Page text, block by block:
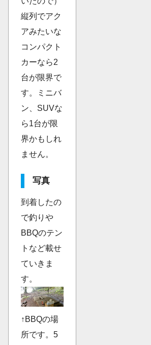
縦列でアク
アみたいな
コンパクト
カーなら2
台が限界で
す。ミニバ
ン、SUVな
ら1台が限
界かもしれ
ません。
写真
到着したの
で釣りや
BBQのテン
トなど載せ
ていきま
す。
↑BBQの場
所です。5